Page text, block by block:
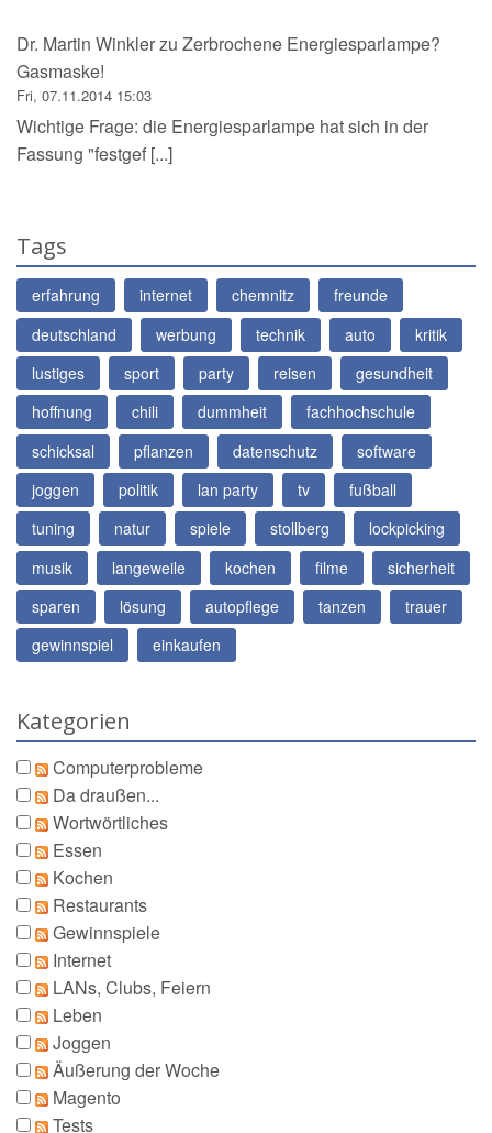
Dr. Martin Winklerzu Zerbrochene Energiesparlampe?
Gasmaske!
Fri, 07.11.2014 15:03
Wichtige Frage: die Energiesparlampe hat sich in der
Fassung "festgef [...]
Tags
erfahrung internet chemnitz
freunde
deutschland
werbung technik auto
kritik
lustiges
sport party reisen
gesundheit
hoffnung
chili dummheit
fachhochschule
schicksal
pflanzen datenschutz
software
joggen
politik lan party tv
fußball
tuning
natur spiele stollberg
lockpicking
musik
langeweile kochen filme
sicherheit
sparen
lösung autopflege tanzen
trauer
gewinnspiel
einkaufen
Kategorien
Computerprobleme
Da draußen...
Wortwörtliches
Essen
Kochen
Restaurants
Gewinnspiele
Internet
LANs, Clubs, Feiern
Leben
Joggen
Äußerung der Woche
Magento
Tests